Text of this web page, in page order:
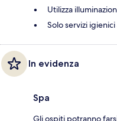
Utilizza
Solo servizi
In evidenza
Spa
Gli ospiti potranno